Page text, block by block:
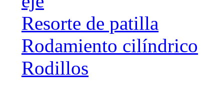
Resorte de patilla
Rodamiento cilíndrico
Rodillos